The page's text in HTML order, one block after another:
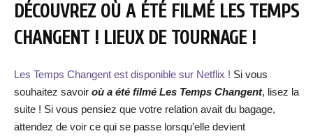
DÉCOUVREZ OÙ A ÉTÉ FILMÉ LES TEMPS
CHANGENT ! LIEUX DE TOURNAGE !
Les Temps Changent est disponible sur Netflix ! Si vous
souhaitez savoir où a été filmé Les Temps Changent, lisez la
suite ! Si vous pensiez que votre relation avait du bagage,
attendez de voir ce qui se passe lorsqu’elle devient